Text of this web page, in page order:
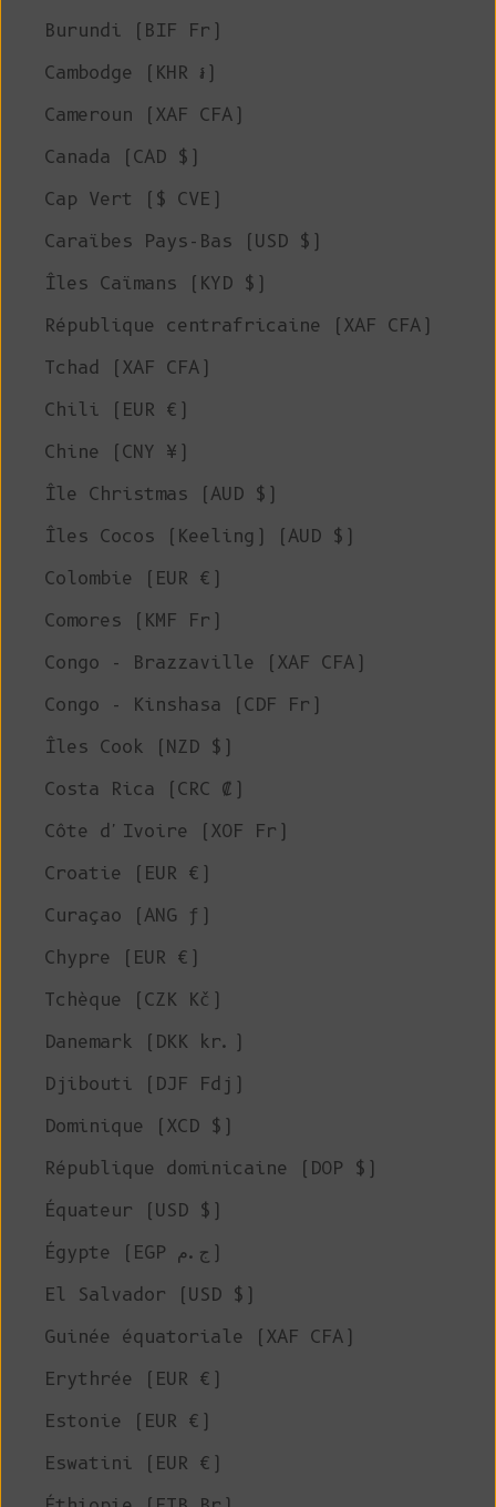
Burundi (BIF Fr)
Cambodge (KHR ៛)
Cameroun (XAF CFA)
Canada (CAD $)
Cap Vert ($ CVE)
Caraïbes Pays-Bas (USD $)
Îles Caïmans (KYD $)
République centrafricaine (XAF CFA)
Tchad (XAF CFA)
Chili (EUR €)
Chine (CNY ¥)
Île Christmas (AUD $)
Îles Cocos (Keeling) (AUD $)
Colombie (EUR €)
Comores (KMF Fr)
Congo - Brazzaville (XAF CFA)
Congo - Kinshasa (CDF Fr)
Îles Cook (NZD $)
Costa Rica (CRC ₡)
Côte d'Ivoire (XOF Fr)
Croatie (EUR €)
Curaçao (ANG ƒ)
Chypre (EUR €)
Tchèque (CZK Kč)
Danemark (DKK kr.)
Djibouti (DJF Fdj)
Dominique (XCD $)
République dominicaine (DOP $)
Équateur (USD $)
Égypte (EGP ج.م)
El Salvador (USD $)
Guinée équatoriale (XAF CFA)
Erythrée (EUR €)
Estonie (EUR €)
Eswatini (EUR €)